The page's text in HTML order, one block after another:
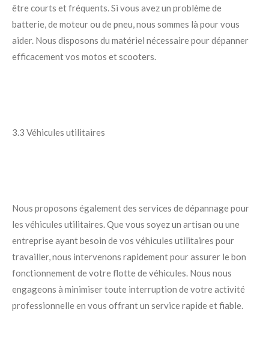
être courts et fréquents. Si vous avez un problème de
batterie, de moteur ou de pneu, nous sommes là pour vous
aider. Nous disposons du matériel nécessaire pour dépanner
efficacement vos motos et scooters.
3.3 Véhicules utilitaires
Nous proposons également des services de dépannage pour
les véhicules utilitaires. Que vous soyez un artisan ou une
entreprise ayant besoin de vos véhicules utilitaires pour
travailler, nous intervenons rapidement pour assurer le bon
fonctionnement de votre flotte de véhicules. Nous nous
engageons à minimiser toute interruption de votre activité
professionnelle en vous offrant un service rapide et fiable.